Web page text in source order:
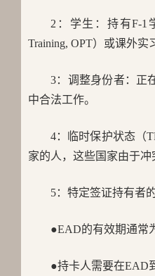
2：学生：持有F-1
Training, OPT）或课外实
3：调整身份者：正
中合法工作。
4：临时保护状态（
家的人，这些国家由于冲
5：特定签证持有者
●EAD的有效期通常
●持卡人需要在EAD